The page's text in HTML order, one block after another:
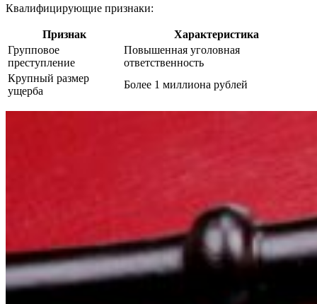
Квалифицирующие признаки:
Признак
Характеристика
Групповое
преступление
Повышенная уголовная
ответственность
Крупный размер
ущерба
Более 1 миллиона рублей